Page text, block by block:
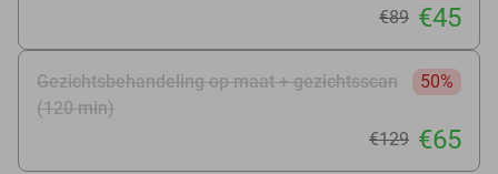
€89 €45
Gezichtsbehandeling op maat + gezichtsscan
(120 min)
50%
€129 €65